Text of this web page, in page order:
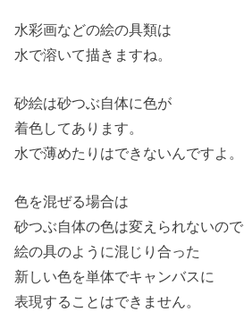
水彩画などの絵の具類は
水で溶いて描きますね。
砂絵は砂つぶ自体に色が
着色してあります。
水で薄めたりはできないんですよ。
色を混ぜる場合は
砂つぶ自体の色は変えられないので
絵の具のように混じり合った
新しい色を単体でキャンバスに
表現することはできません。